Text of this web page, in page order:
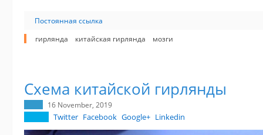
Постоянная ссылка
гирлянда
китайская гирлянда мозги
Схема китайской гирлянды
16 November, 2019
Twitter Facebook Google+ Linkedin